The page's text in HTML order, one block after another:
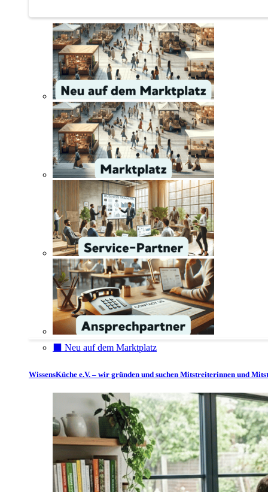
⬛️ Neu auf dem Marktplatz
WissensKüche e.V. – wir gründen und suchen Mitstreiterinnen und